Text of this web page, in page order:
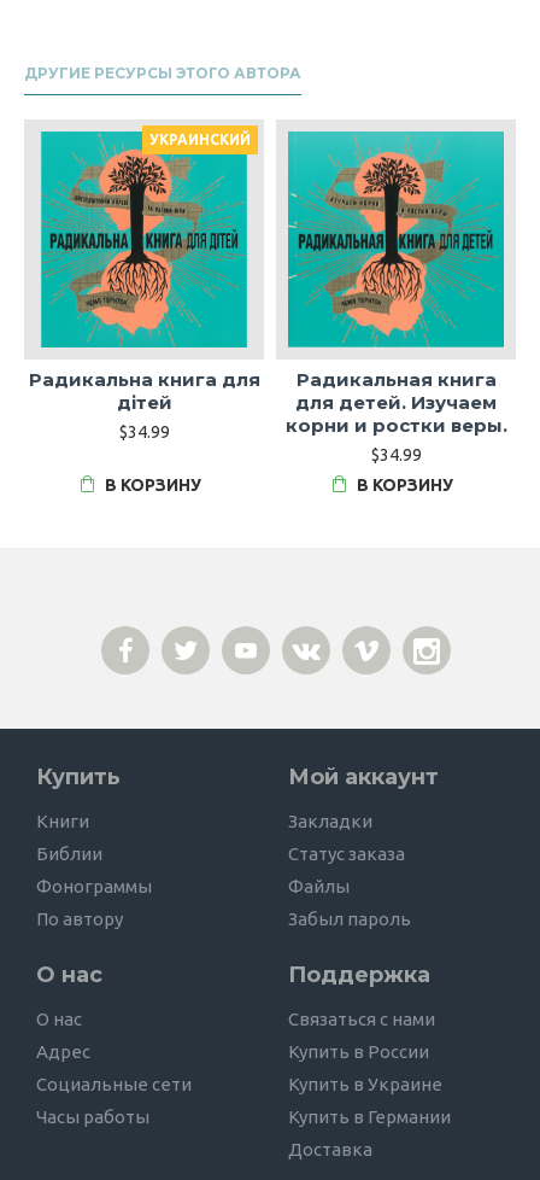
ДРУГИЕ РЕСУРСЫ ЭТОГО АВТОРА
УКРАИНСКИЙ
Радикальна книга для
дітей
$34.99
В КОРЗИНУ
Радикальная книга
для детей. Изучаем
корни и ростки веры.
$34.99
В КОРЗИНУ
Купить
Книги
Библии
Фонограммы
По автору
Мой аккаунт
Закладки
Статус заказа
Файлы
Забыл пароль
О нас
О нас
Адрес
Социальные сети
Часы работы
Поддержка
Связаться с нами
Купить в России
Купить в Украине
Купить в Германии
Доставка